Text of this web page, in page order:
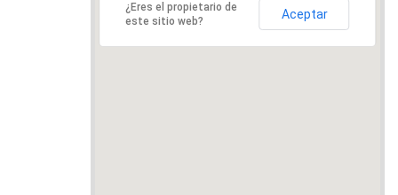
¿Eres el propietario de
este sitio web?
Aceptar